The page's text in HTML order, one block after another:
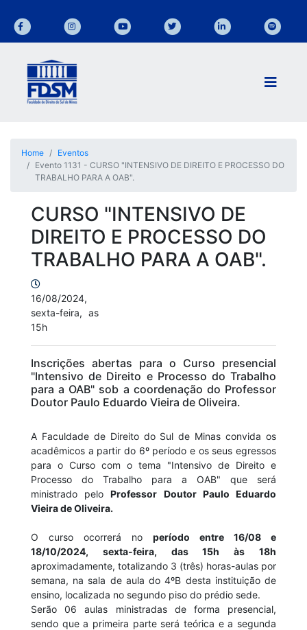
Home
Eventos
Evento 1131 - CURSO "INTENSIVO DE DIREITO E PROCESSO DO
TRABALHO PARA A OAB".
CURSO "INTENSIVO DE
DIREITO E PROCESSO DO
TRABALHO PARA A OAB".
16/08/2024,
sexta-feira, as
15h
Inscrições abertas para o Curso presencial
"Intensivo de Direito e Processo do Trabalho
para a OAB" sob a coordenação do Professor
Doutor Paulo Eduardo Vieira de Oliveira.
A Faculdade de Direito do Sul de Minas convida os
acadêmicos a partir do 6º período e os seus egressos
para o Curso com o tema "Intensivo de Direito e
Processo do Trabalho para a OAB" que será
ministrado peloProfessor Doutor Paulo Eduardo
Vieira de Oliveira.
O curso ocorrerá no período entre 16/08 e
18/10/2024, sexta-feira, das 15h às 18h
aproximadamente, totalizando 3 (três) horas-aulas por
semana, na sala de aula do 4ºB desta instituição de
ensino, localizada no segundo piso do prédio sede.
Serão 06 aulas ministradas de forma presencial,
sendo que a primeira parte será teórica e a segunda